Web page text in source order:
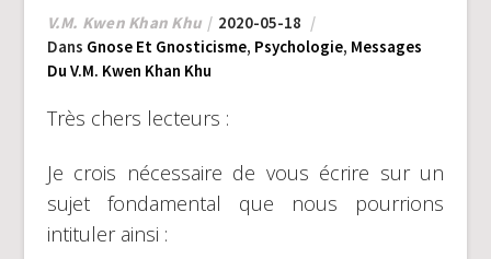
V.M. Kwen Khan Khu
2020-05-18
Dans Gnose Et Gnosticisme, Psychologie, Messages
Du V.M. Kwen Khan Khu
Très chers lecteurs :
Je crois nécessaire de vous écrire sur un
sujet fondamental que nous pourrions
intituler ainsi :